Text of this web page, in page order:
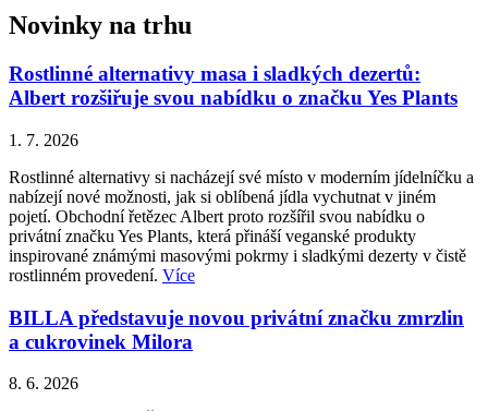
Novinky na trhu
Rostlinné alternativy masa i sladkých dezertů:
Albert rozšiřuje svou nabídku o značku Yes Plants
1. 7. 2026
Rostlinné alternativy si nacházejí své místo v moderním jídelníčku a
nabízejí nové možnosti, jak si oblíbená jídla vychutnat v jiném
pojetí. Obchodní řetězec Albert proto rozšířil svou nabídku o
privátní značku Yes Plants, která přináší veganské produkty
inspirované známými masovými pokrmy i sladkými dezerty v čistě
rostlinném provedení. Více
BILLA představuje novou privátní značku zmrzlin
a cukrovinek Milora
8. 6. 2026